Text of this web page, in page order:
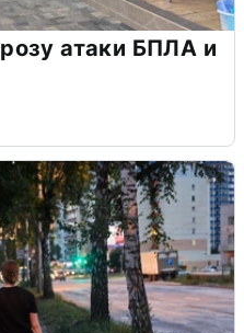
атаки БПЛА и